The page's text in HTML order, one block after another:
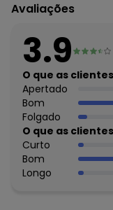
O preço
algum dia do mês,
agosto/2026
julho/2026
junho/2026
maio/2026
abril/2026
março/2026
fevereiro/2026
Avaliações
3.9
O que as
Apertado
Bom
Folgado
O que as
Curto
Bom
Longo